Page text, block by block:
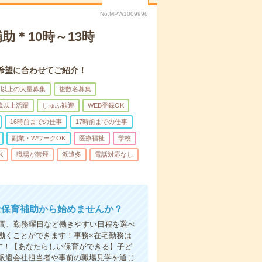
No.MPW1009996
＊10時～13時
に合わせてご紹介！
上の大量募集 複数名募集
以上活躍 しゅふ歓迎 WEB登録OK
16時前までの仕事 17時前までの仕事
副業・WワークOK 医療福祉 学校
職場が禁煙 派遣多 電話対応なし
育補助から始めませんか？
、勤務曜日など働きやすい日程を選べ
くことができます！事務×在宅勤務は
【あなたらしい保育ができる】子ど
遣会社担当者や事前の職場見学を通じ